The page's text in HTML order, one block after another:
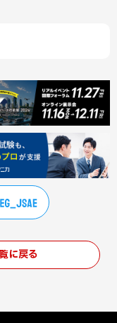
に戻る